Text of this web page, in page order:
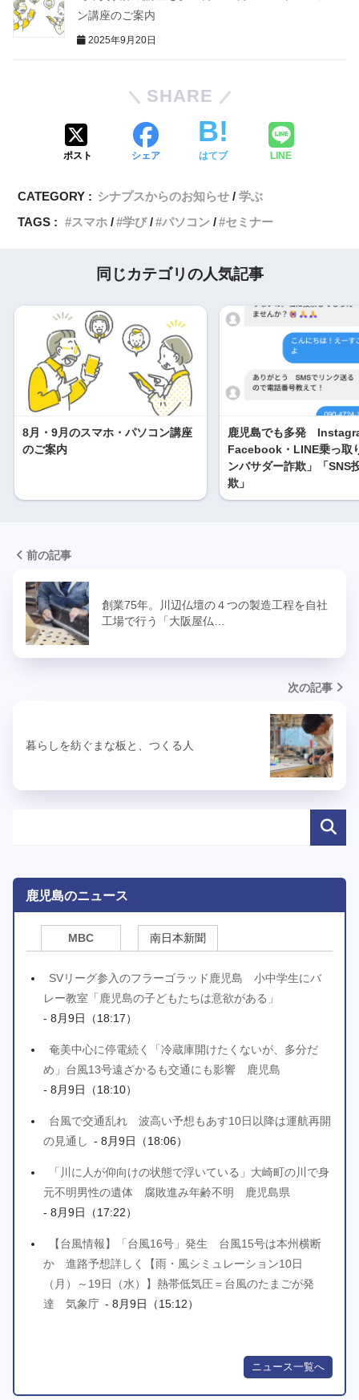
ン講座のご案内
2025年9月20日
SHARE
ポスト シェア はてブ LINE
CATEGORY : シナプスからのお知らせ
学ぶ
TAGS :
スマホ 学び パソコン セミナー
同じカテゴリの人気記事
8月・9月のスマホ・パソコン講座
のご案内
鹿児島でも多発
Facebook・LINE乗っ
ンバサダー詐欺」「SNS
欺」
前の記事
創業75年。川辺仏壇の４つの製造工程を自社
工場で行う「大阪屋仏…
次の記事
暮らしを紡ぐまな板と、つくる人
鹿児島のニュース
MBC 南日本新聞
SVリーグ参入のフラーゴラッド鹿児島 小中学生にバ
レー教室「鹿児島の子どもたちは意欲がある」
- 8月9日（18:17）
奄美中心に停電続く「冷蔵庫開けたくないが、多分だ
め」台風13号遠ざかるも交通にも影響 鹿児島
- 8月9日（18:10）
台風で交通乱れ 波高い予想もあす10日以降は運航再開
の見通し - 8月9日（18:06）
「川に人が仰向けの状態で浮いている」大崎町の川で身
元不明男性の遺体 腐敗進み年齢不明 鹿児島県
- 8月9日（17:22）
【台風情報】「台風16号」発生 台風15号は本州横断
か 進路予想詳しく【雨・風シミュレーション10日
（月）～19日（水）】熱帯低気圧＝台風のたまごが発
達 気象庁 - 8月9日（15:12）
ニュース一覧へ